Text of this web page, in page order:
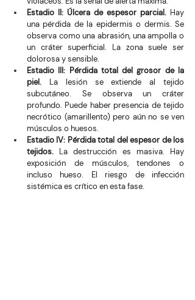
Estadio II: Úlcera de espesor parcial. Hay
una pérdida de la epidermis o dermis. Se
observa como una abrasión, una ampolla o
un cráter superficial. La zona suele ser
dolorosa y sensible.
Estadio III: Pérdida total del grosor de la
piel. La lesión se extiende al tejido
subcutáneo. Se observa un cráter
profundo. Puede haber presencia de tejido
necrótico (amarillento) pero aún no se ven
músculos o huesos.
Estadio IV: Pérdida total del espesor de los
tejidos. La destrucción es masiva. Hay
exposición de músculos, tendones o
incluso hueso. El riesgo de infección
sistémica es crítico en esta fase.